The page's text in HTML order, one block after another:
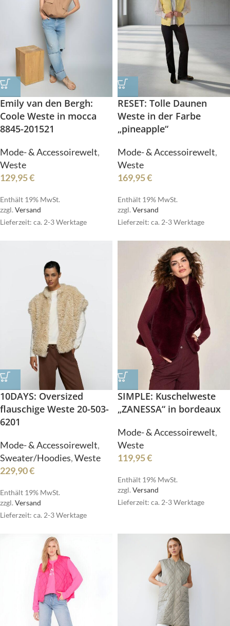
Emily van den Bergh:
Coole Weste in mocca
8845-201521
Mode- & Accessoirewelt,
Weste
129,95€
Enthält 19% MwSt.
zzgl. Versand
Lieferzeit: ca. 2-3 Werktage
RESET: Tolle Daunen
Weste in der Farbe
„pineapple“
Mode- & Accessoirewelt,
Weste
169,95€
Enthält 19% MwSt.
zzgl. Versand
Lieferzeit: ca. 2-3 Werktage
10DAYS: Oversized
flauschige Weste 20-503-
6201
Mode- & Accessoirewelt,
Sweater/Hoodies,Weste
229,90€
Enthält 19% MwSt.
zzgl.Versand
Lieferzeit: ca. 2-3 Werktage
SIMPLE: Kuschelweste
„ZANESSA“ in bordeaux
Mode- & Accessoirewelt,
Weste
119,95€
Enthält 19% MwSt.
zzgl.Versand
Lieferzeit: ca. 2-3 Werktage